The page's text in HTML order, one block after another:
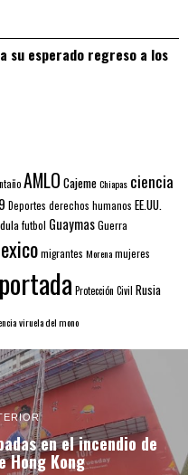
su esperado regreso a los
AMLO CajemeChiapas ciencia
Deportes derechos humanos EE.UU.
futbol GuaymasGuerra
migrantes Morenamujeres
portada Protección Civil Rusia
viruela del mono
en el incendio de
Hong Kong